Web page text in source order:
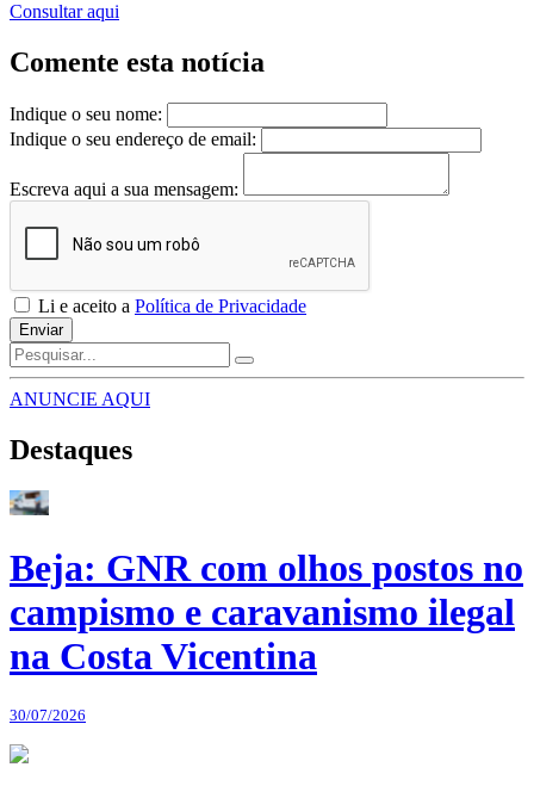
Consultar aqui
Comente esta notícia
Indique o seu nome:
Indique o seu endereço de email:
Escreva aqui a sua mensagem:
Li e aceito a Política de Privacidade
Enviar
ANUNCIE AQUI
Destaques
Beja: GNR com olhos postos no
campismo e caravanismo ilegal
na Costa Vicentina
30/07/2026